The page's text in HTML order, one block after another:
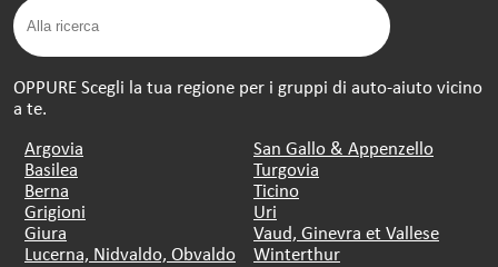
OPPURE Scegli la tua regione per i gruppi di auto-aiuto vicino
a te.
Argovia
Basilea
Berna
Grigioni
Giura
Lucerna, Nidvaldo, Obvaldo
San Gallo & Appenzello
Turgovia
Ticino
Uri
Vaud, Ginevra et Vallese
Winterthur